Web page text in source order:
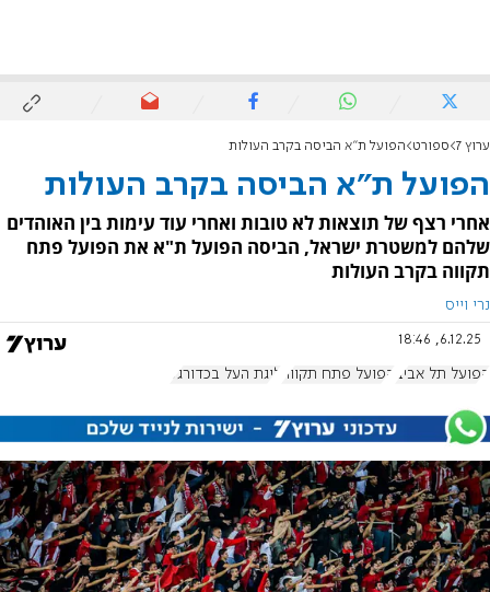
ערוץ 7 ספורט הפועל ת"א הביסה בקרב העולות
הפועל ת"א הביסה בקרב העולות
אחרי רצף של תוצאות לא טובות ואחרי עוד עימות בין האוהדים
שלהם למשטרת ישראל, הביסה הפועל ת"א את הפועל פתח
תקווה בקרב העולות
נרי וייס
6.12.25, 18:46
הפועל תל אביב הפועל פתח תקווה ליגת העל בכדורגל